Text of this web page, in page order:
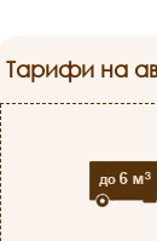
Тарифи на